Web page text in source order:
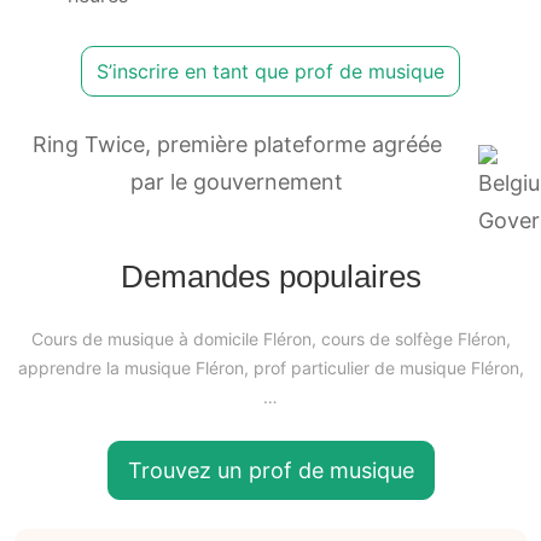
S’inscrire en tant que prof de musique
Ring Twice, première plateforme agréée
par le gouvernement
Demandes populaires
Cours de musique à domicile Fléron, cours de solfège Fléron,
apprendre la musique Fléron, prof particulier de musique Fléron,
…
Trouvez un prof de musique